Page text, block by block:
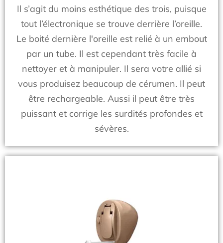
Il s’agit du moins esthétique des trois, puisque
tout l’électronique se trouve derrière l’oreille.
Le boité dernière l'oreille est relié à un embout
par un tube. Il est cependant très facile à
nettoyer et à manipuler. Il sera votre allié si
vous produisez beaucoup de cérumen. Il peut
être rechargeable. Aussi il peut être très
puissant et corrige les surdités profondes et
sévères.